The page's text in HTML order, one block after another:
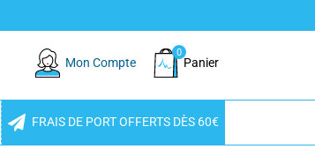
Mon Compte
0
Panier
FRAIS DE PORT OFFERTS DÈS 60€